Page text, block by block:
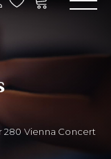
280 Vienna Concert